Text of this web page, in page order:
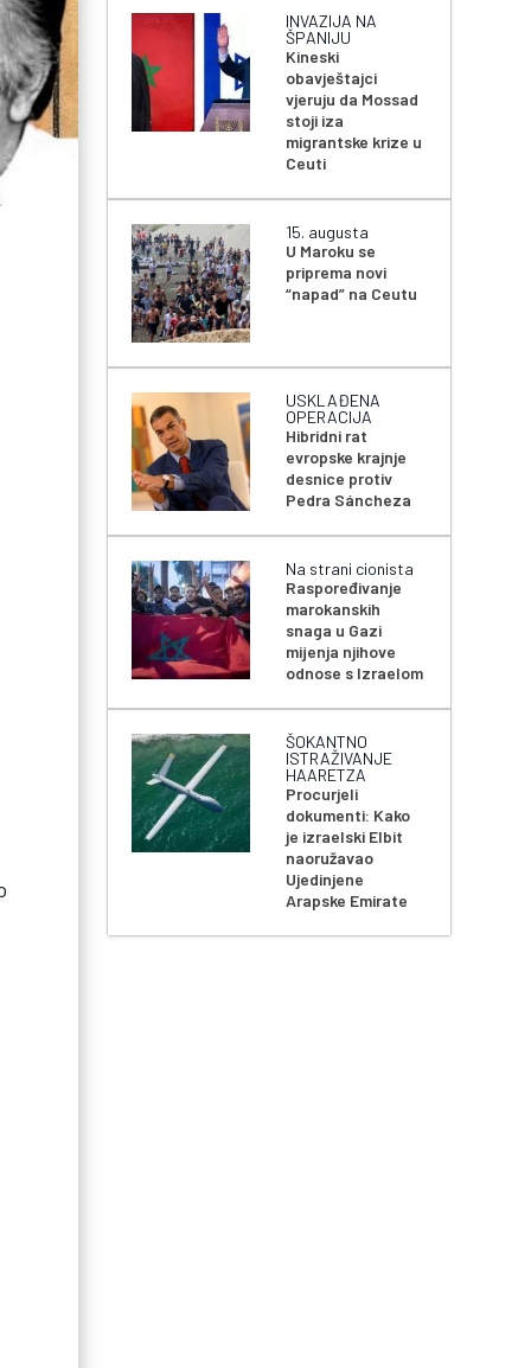
INVAZIJA NA
ŠPANIJU
Kineski
obavještajci
vjeruju da Mossad
stoji iza
migrantske krize u
Ceuti
15. augusta
U Maroku se
priprema novi
“napad” na Ceutu
USKLAĐENA
OPERACIJA
Hibridni rat
evropske krajnje
desnice protiv
Pedra Sáncheza
Na strani cionista
Raspoređivanje
marokanskih
snaga u Gazi
mijenja njihove
odnose s Izraelom
ŠOKANTNO
ISTRAŽIVANJE
HAARETZA
Procurjeli
dokumenti: Kako
je izraelski Elbit
naoružavao
Ujedinjene
Arapske Emirate